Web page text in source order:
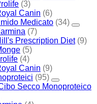
(3)
Canin (6)
Medicato (34)
(7)
Prescription Diet (9)
(5)
(4)
Canin (9)
(95)
Secco Monoproteico